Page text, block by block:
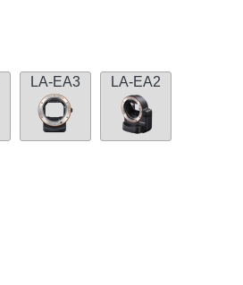
LA-EA3 LA-EA2